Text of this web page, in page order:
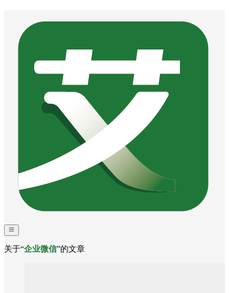
关于“企业微信”的文章